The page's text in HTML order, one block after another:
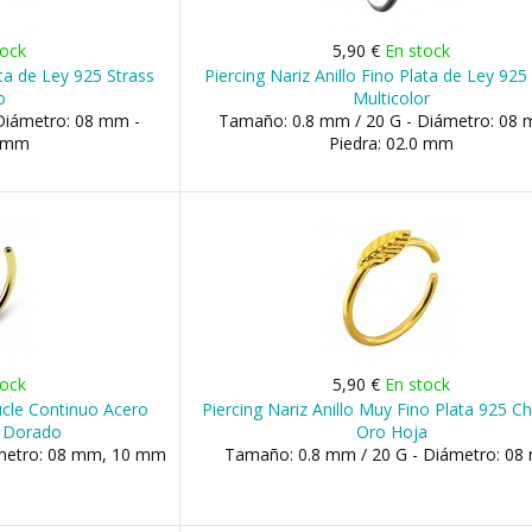
de Ley 925 Strass
08 mm -
5,90 € En stock
Piercing Nariz Anillo Fino Plata de Ley 925
Multicolor
Tamaño: 0.8 mm / 20 G - Diámetro: 08
Piedra: 02.0 mm
Continuo Acero
08 mm, 10 mm
5,90 € En stock
Piercing Nariz Anillo Muy Fino Plata 925
Oro Hoja
Tamaño: 0.8 mm / 20 G - Diámetro: 08